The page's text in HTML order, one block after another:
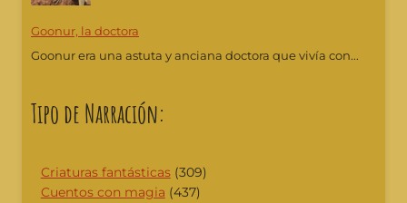
Goonur, la doctora
Goonur era una astuta y anciana doctora que vivía con...
Tipo de Narración:
Criaturas fantásticas(309)
Cuentos con magia (437)